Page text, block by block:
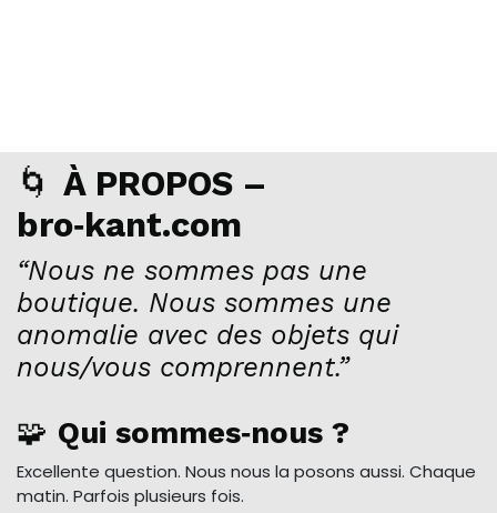
🌀 À PROPOS –
bro‑kant.com
“Nous ne sommes pas une
boutique. Nous sommes une
anomalie avec des objets qui
nous/vous comprennent.”
🧩 Qui sommes‑nous ?
Excellente question. Nous nous la posons aussi. Chaque
matin. Parfois plusieurs fois.